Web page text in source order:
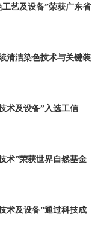
艺及设备”荣获广东省
清洁染色技术与关键装
术及设备”入选工信
术”荣获世界自然基金
术及设备”通过科技成